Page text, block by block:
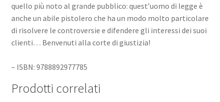
quello più noto al grande pubblico: quest’uomo di legge è
anche un abile pistolero che ha un modo molto particolare
di risolvere le controversie e difendere gli interessi dei suoi
clienti… Benvenuti alla corte di giustizia!
– ISBN: 9788892977785
Prodotti correlati